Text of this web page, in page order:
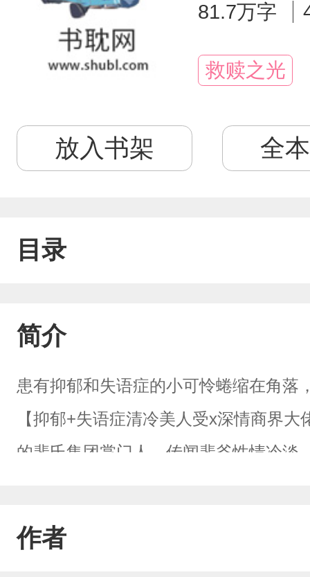
81.7万字
救赎之光
放入书架 全
目录
简介
患有抑郁和失语症的小可怜蜷缩在角落
【抑郁+失语症清冷美人受x深情商界
的裴氏集团掌门人，传闻裴爷性情冷淡
碎。后来医生说他患有轻度抑郁和心
作者